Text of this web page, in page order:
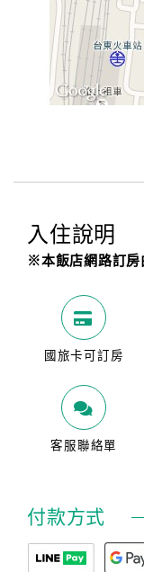
入住說明
※本飯店網路訂房
國旅卡可訂房
客服聯絡單
付款方式